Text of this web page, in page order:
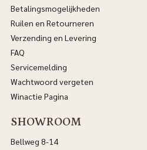
Betalingsmogelijkheden
Ruilen en Retourneren
Verzending en Levering
FAQ
Servicemelding
Wachtwoord vergeten
Winactie Pagina
SHOWROOM
Bellweg 8-14